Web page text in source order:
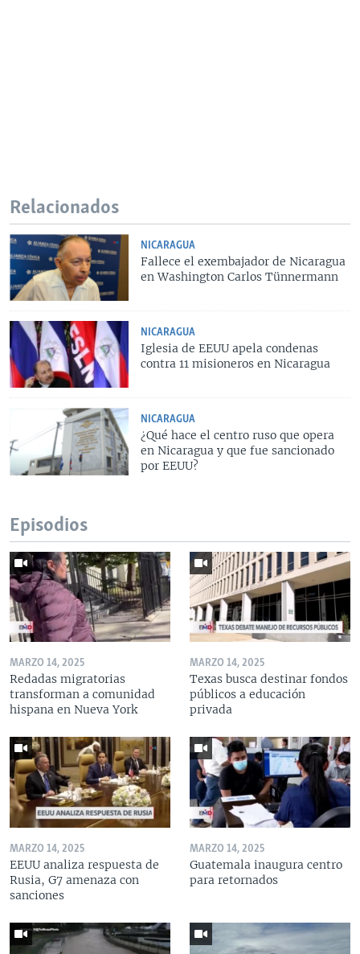
Relacionados
NICARAGUA
Fallece el exembajador de Nicaragua
en Washington Carlos Tünnermann
NICARAGUA
Iglesia de EEUU apela condenas
contra 11 misioneros en Nicaragua
NICARAGUA
¿Qué hace el centro ruso que opera
en Nicaragua y que fue sancionado
por EEUU?
Episodios
MARZO 14, 2025
Redadas migratorias
transforman a comunidad
hispana en Nueva York
MARZO 14, 2025
Texas busca destinar fondos
públicos a educación
privada
MARZO 14, 2025
EEUU analiza respuesta de
Rusia, G7 amenaza con
sanciones
MARZO 14, 2025
Guatemala inaugura centro
para retornados